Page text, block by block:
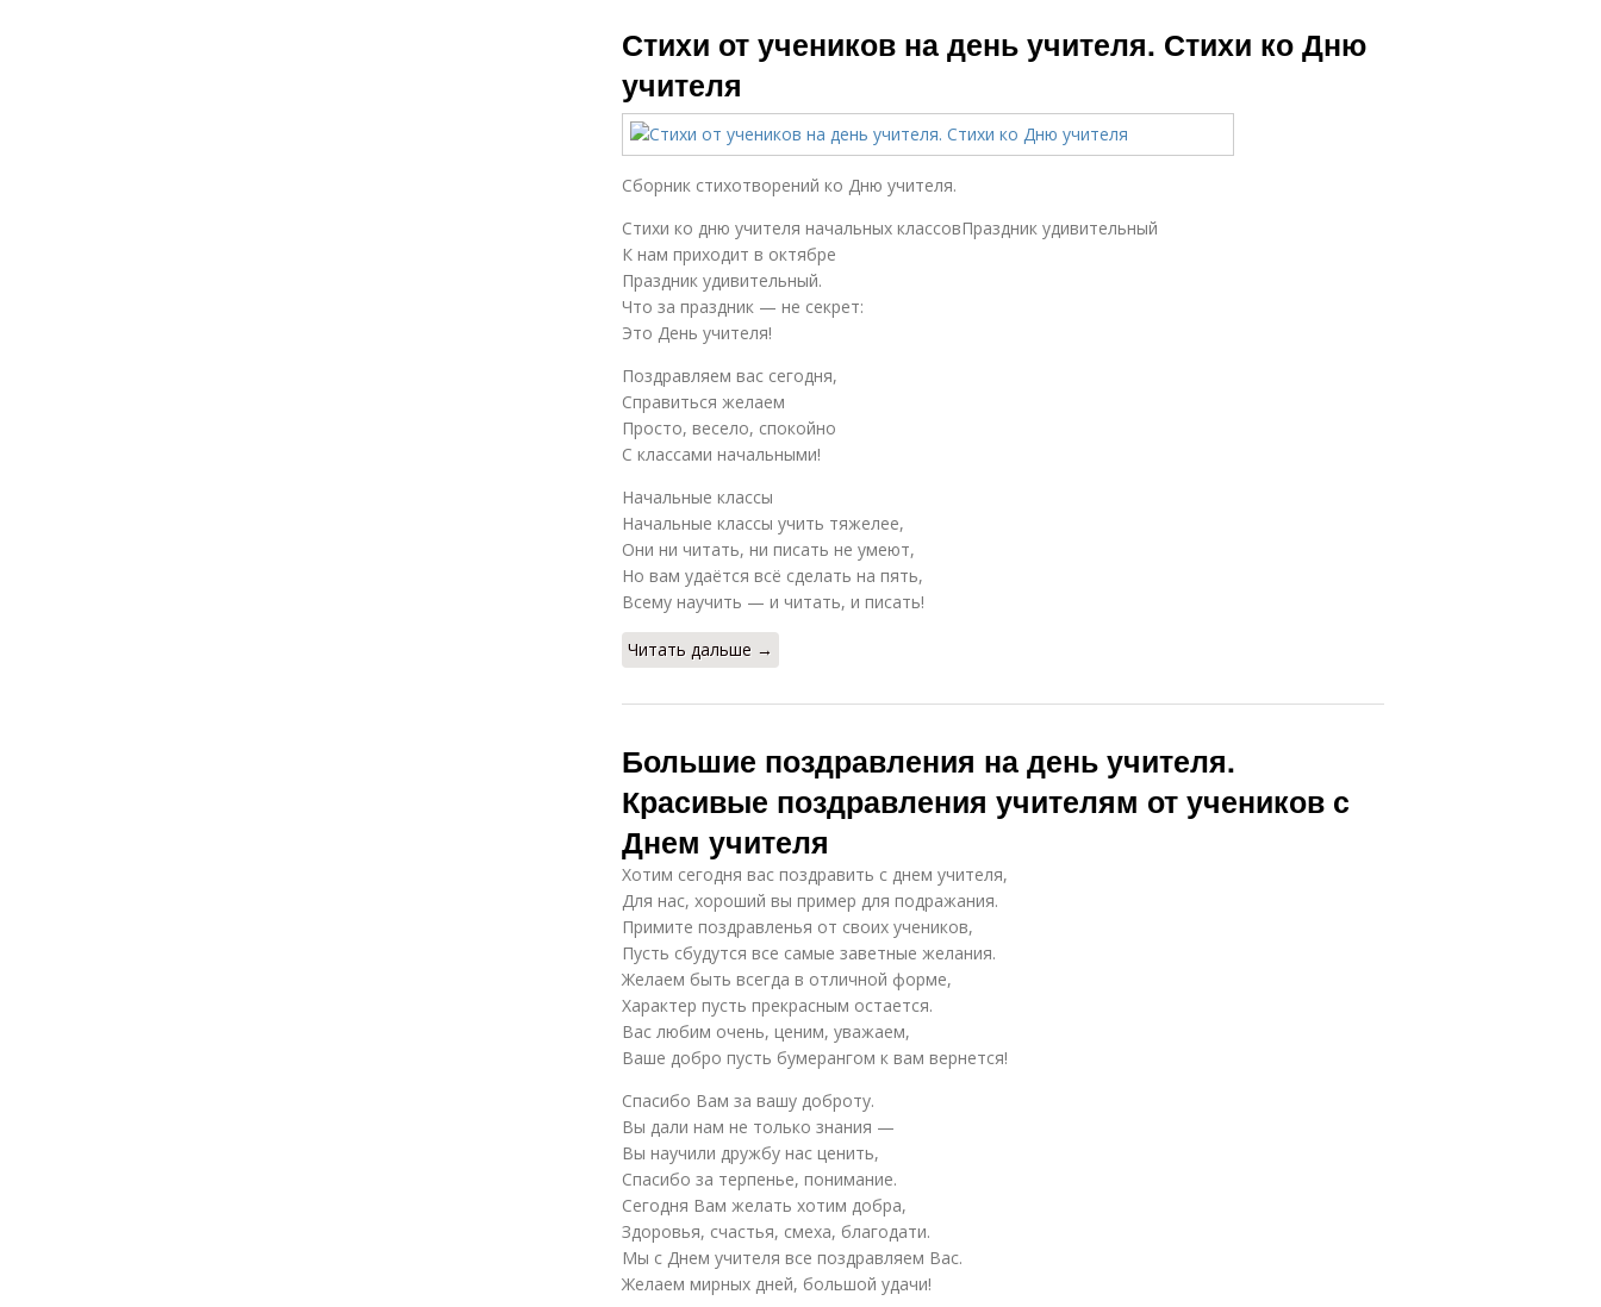
Стихи от учеников на день учителя. Стихи ко Дню
учителя
Сборник стихотворений ко Дню учителя.
Стихи ко дню учителя начальных классовПраздник удивительный
К нам приходит в октябре
Праздник удивительный.
Что за праздник — не секрет:
Это День учителя!
Поздравляем вас сегодня,
Справиться желаем
Просто, весело, спокойно
С классами начальными!
Начальные классы
Начальные классы учить тяжелее,
Они ни читать, ни писать не умеют,
Но вам удаётся всё сделать на пять,
Всему научить — и читать, и писать!
Читать дальше →
Большие поздравления на день учителя.
Красивые поздравления учителям от учеников с
Днем учителя
Хотим сегодня вас поздравить с днем учителя,
Для нас, хороший вы пример для подражания.
Примите поздравленья от своих учеников,
Пусть сбудутся все самые заветные желания.
Желаем быть всегда в отличной форме,
Характер пусть прекрасным остается.
Вас любим очень, ценим, уважаем,
Ваше добро пусть бумерангом к вам вернется!
Спасибо Вам за вашу доброту.
Вы дали нам не только знания —
Вы научили дружбу нас ценить,
Спасибо за терпенье, понимание.
Сегодня Вам желать хотим добра,
Здоровья, счастья, смеха, благодати.
Мы с Днем учителя все поздравляем Вас.
Желаем мирных дней, большой удачи!